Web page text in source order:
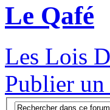
Le Qafé
Les Lois
Publier un